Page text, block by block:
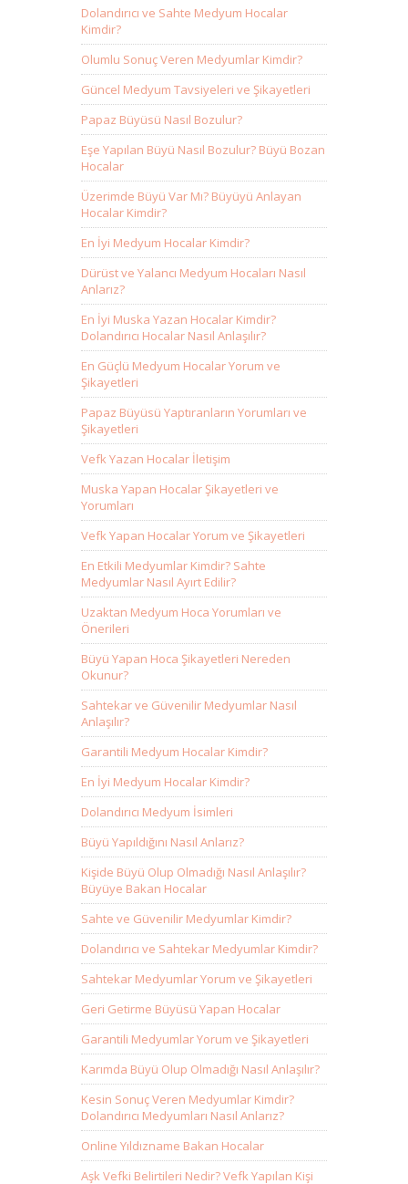
Dolandırıcı ve Sahte Medyum Hocalar
Kimdir?
Olumlu Sonuç Veren Medyumlar Kimdir?
Güncel Medyum Tavsiyeleri ve Şikayetleri
Papaz Büyüsü Nasıl Bozulur?
Eşe Yapılan Büyü Nasıl Bozulur? Büyü Bozan
Hocalar
Üzerimde Büyü Var Mı? Büyüyü Anlayan
Hocalar Kimdir?
En İyi Medyum Hocalar Kimdir?
Dürüst ve Yalancı Medyum Hocaları Nasıl
Anlarız?
En İyi Muska Yazan Hocalar Kimdir?
Dolandırıcı Hocalar Nasıl Anlaşılır?
En Güçlü Medyum Hocalar Yorum ve
Şikayetleri
Papaz Büyüsü Yaptıranların Yorumları ve
Şikayetleri
Vefk Yazan Hocalar İletişim
Muska Yapan Hocalar Şikayetleri ve
Yorumları
Vefk Yapan Hocalar Yorum ve Şikayetleri
En Etkili Medyumlar Kimdir? Sahte
Medyumlar Nasıl Ayırt Edilir?
Uzaktan Medyum Hoca Yorumları ve
Önerileri
Büyü Yapan Hoca Şikayetleri Nereden
Okunur?
Sahtekar ve Güvenilir Medyumlar Nasıl
Anlaşılır?
Garantili Medyum Hocalar Kimdir?
En İyi Medyum Hocalar Kimdir?
Dolandırıcı Medyum İsimleri
Büyü Yapıldığını Nasıl Anlarız?
Kişide Büyü Olup Olmadığı Nasıl Anlaşılır?
Büyüye Bakan Hocalar
Sahte ve Güvenilir Medyumlar Kimdir?
Dolandırıcı ve Sahtekar Medyumlar Kimdir?
Sahtekar Medyumlar Yorum ve Şikayetleri
Geri Getirme Büyüsü Yapan Hocalar
Garantili Medyumlar Yorum ve Şikayetleri
Karımda Büyü Olup Olmadığı Nasıl Anlaşılır?
Kesin Sonuç Veren Medyumlar Kimdir?
Dolandırıcı Medyumları Nasıl Anlarız?
Online Yıldızname Bakan Hocalar
Aşk Vefki Belirtileri Nedir? Vefk Yapılan Kişi